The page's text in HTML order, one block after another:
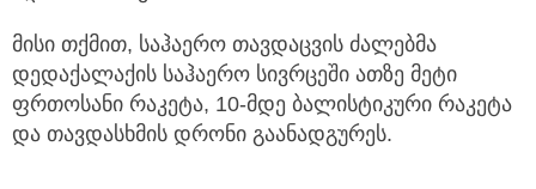
მისი თქმით, საჰაერო თავდაცვის ძალებმა
დედაქალაქის საჰაერო სივრცეში ათზე მეტი
ფრთოსანი რაკეტა, 10-მდე ბალისტიკური რაკეტა
და თავდასხმის დრონი გაანადგურეს.